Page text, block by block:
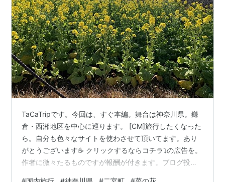
TaCaTripです。今回は、すぐ本編。舞台は神奈川県。鎌
倉・西湘地区を中心に巡ります。 [CM]旅行したくなった
ら。自分も色々なサイトを使わさせて頂いてます。あり
がとうございます☕️ クリックするならコチラ⤵️の広告を。
作者に微々たるものですが報酬が付きます。ブログ投稿